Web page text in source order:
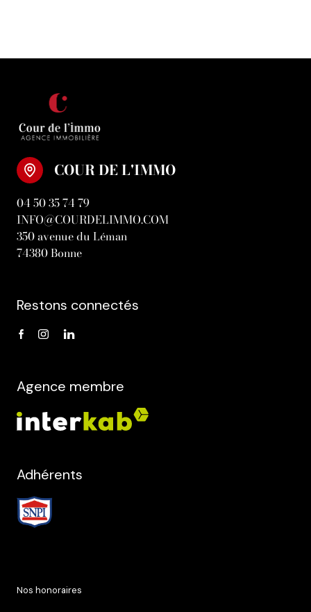
COUR DE L'IMMO
04 50 35 74 79
INFO@COURDELIMMO.COM
350 avenue du Léman
74380 Bonne
Restons connectés
Agence membre
Adhérents
Nos honoraires